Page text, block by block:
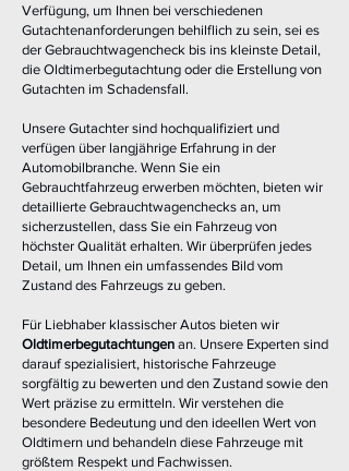
Verfügung, um Ihnen bei verschiedenen
Gutachtenanforderungen behilflich zu sein, sei es
der Gebrauchtwagencheck bis ins kleinste Detail,
die Oldtimerbegutachtung oder die Erstellung von
Gutachten im Schadensfall.
Unsere Gutachter sind hochqualifiziert und
verfügen über langjährige Erfahrung in der
Automobilbranche. Wenn Sie ein
Gebrauchtfahrzeug erwerben möchten, bieten wir
detaillierte Gebrauchtwagenchecks an, um
sicherzustellen, dass Sie ein Fahrzeug von
höchster Qualität erhalten. Wir überprüfen jedes
Detail, um Ihnen ein umfassendes Bild vom
Zustand des Fahrzeugs zu geben.
Für Liebhaber klassischer Autos bieten wir
Oldtimerbegutachtungen an. Unsere Experten sind
darauf spezialisiert, historische Fahrzeuge
sorgfältig zu bewerten und den Zustand sowie den
Wert präzise zu ermitteln. Wir verstehen die
besondere Bedeutung und den ideellen Wert von
Oldtimern und behandeln diese Fahrzeuge mit
größtem Respekt und Fachwissen.